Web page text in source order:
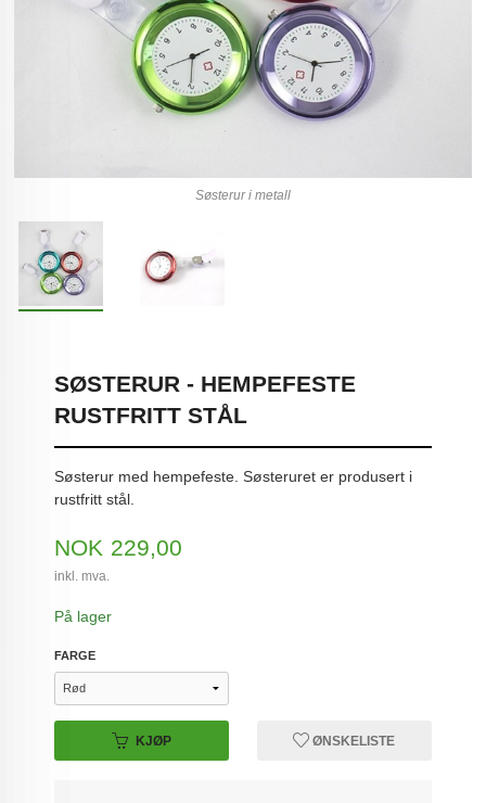
Søsterur i metall
SØSTERUR - HEMPEFESTE
RUSTFRITT STÅL
Søsterur med hempefeste. Søsteruret er produsert i
rustfritt stål.
Pris
NOK 229,00
inkl. mva.
På lager
FARGE
KJØP ØNSKELISTE